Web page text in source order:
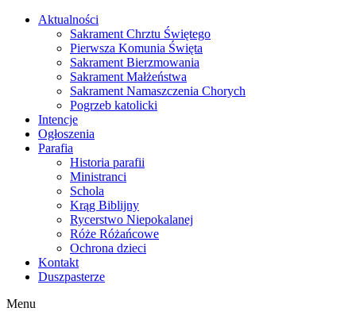
Skip
Aktualności
Sakrament Chrztu Świętego
Pierwsza Komunia Święta
Sakrament Bierzmowania
Sakrament Małżeństwa
Sakrament Namaszczenia Chorych
Pogrzeb katolicki
Intencje
Ogłoszenia
Parafia
Historia parafii
Ministranci
Schola
Krąg Biblijny
Rycerstwo Niepokalanej
Róże Różańcowe
Ochrona dzieci
Kontakt
Duszpasterze
Menu